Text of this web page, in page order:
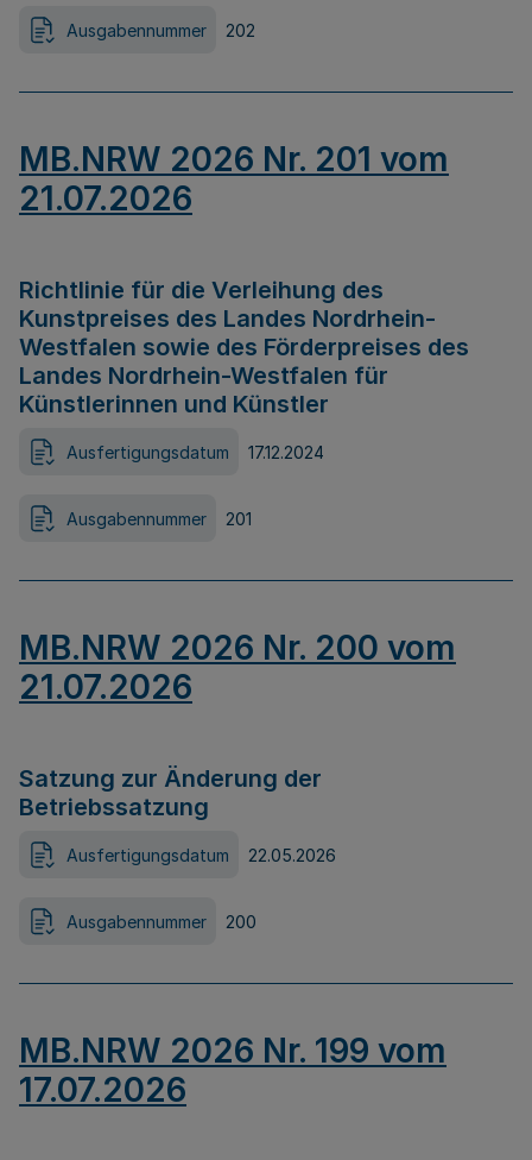
Ausgabennummer 202
MB.NRW 2026 Nr. 201 vom
21.07.2026
Richtlinie für die Verleihung des
Kunstpreises des Landes Nordrhein-
Westfalen sowie des Förderpreises des
Landes Nordrhein-Westfalen für
Künstlerinnen und Künstler
Ausfertigungsdatum 17.12.2024
Ausgabennummer 201
MB.NRW 2026 Nr. 200 vom
21.07.2026
Satzung zur Änderung der
Betriebssatzung
Ausfertigungsdatum 22.05.2026
Ausgabennummer 200
MB.NRW 2026 Nr. 199 vom
17.07.2026